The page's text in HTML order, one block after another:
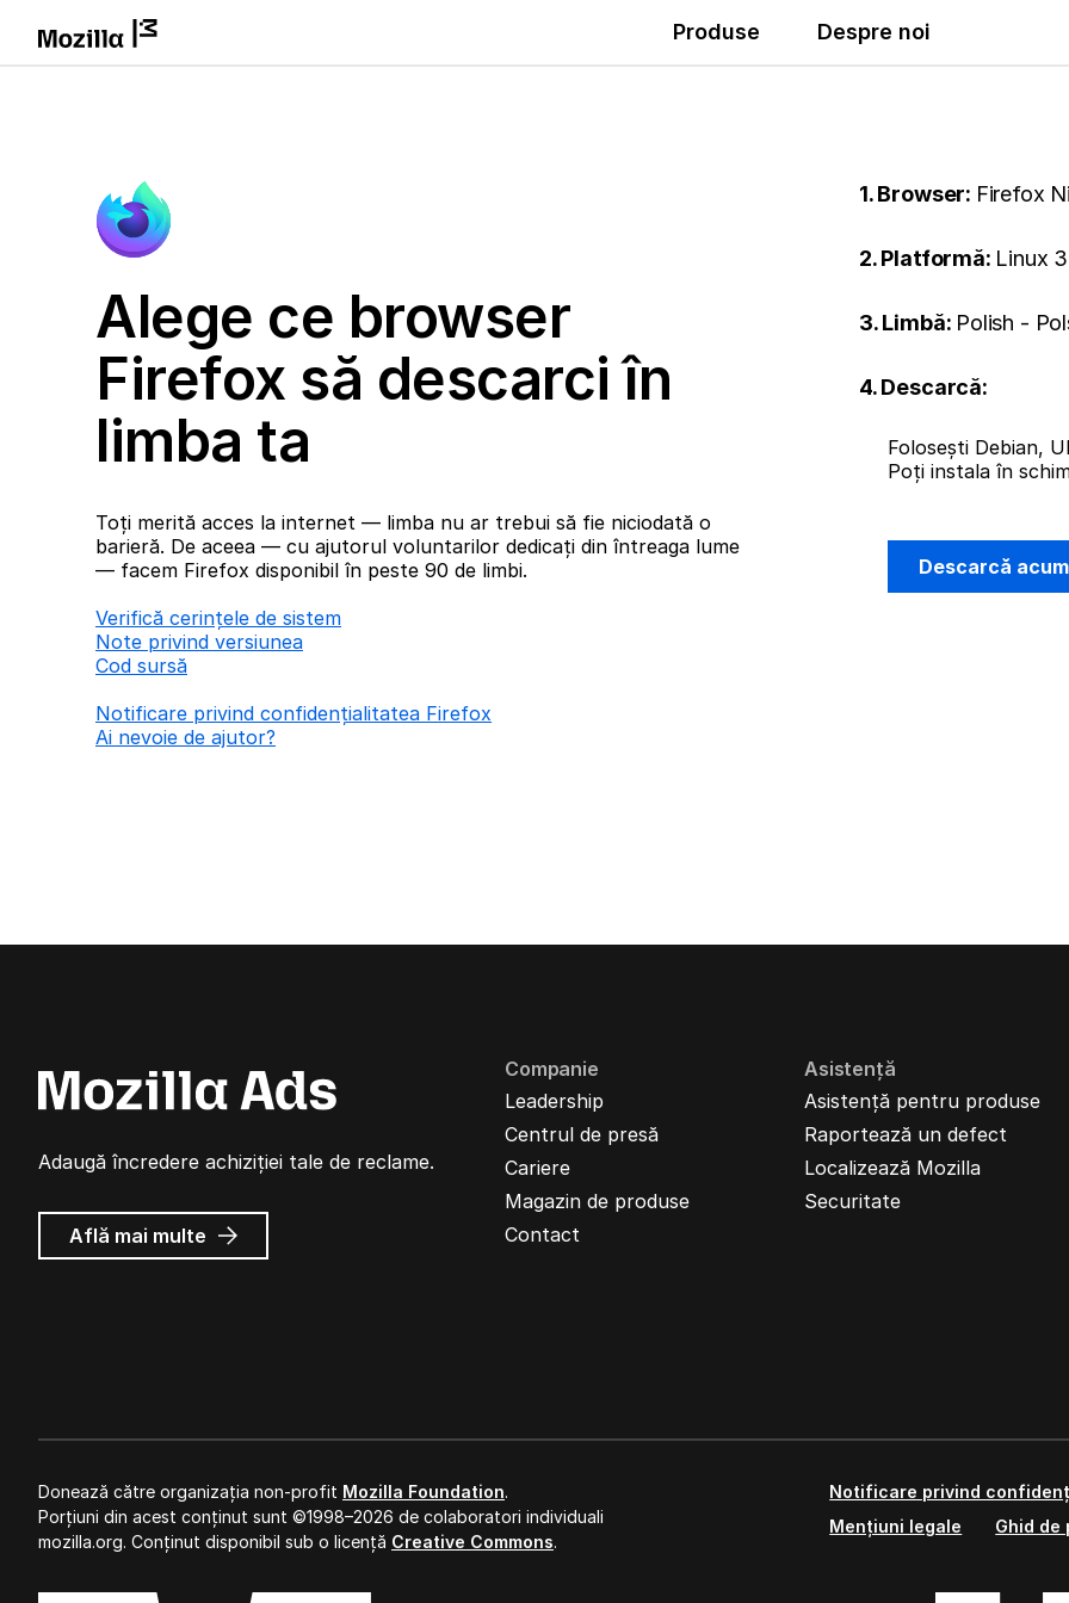
Produse Despre noi
Alege ce browser
Firefox să descarci în
limba ta
Toți merită acces la internet — limba nu ar trebui să fie niciodată o
barieră. De aceea — cu ajutorul voluntarilor dedicați din întreaga lume
— facem Firefox disponibil în peste 90 de limbi.
Verifică cerințele de sistem
Note privind versiunea
Cod sursă
Notificare privind confidențialitatea Firefox
Ai nevoie de ajutor?
1. Browser: Firefox
2. Platformă: Linux
3. Limbă: Polish -
4. Descarcă:
Folosești Debian,
Poți instala în
Descarcă
Adaugă încredere achiziției tale de reclame.
Află mai multe despre
Reclame
Companie
Leadership
Centrul de presă
Cariere
Magazin de produse
Contact
Asistență
Asistență pentru produse
Raportează un defect
Localizează Mozilla
Securitate
Donează către organizația non-profit Mozilla Foundation.
Porțiuni din acest conținut sunt ©1998–2026 de colaboratori individuali
mozilla.org. Conținut disponibil sub o licență Creative Commons.
Notificare privind
Mențiuni legale
Ghid